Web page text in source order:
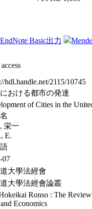
EndNote Basic出力
hdl.handle.net/2115/10745
おける都市の発達
of Cities in the
栄一
E.
07
大學法經會
大學法經會論叢
Ronso : The
Economics